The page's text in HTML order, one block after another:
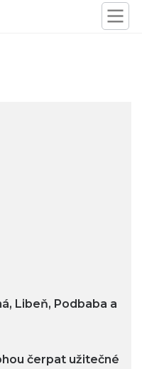
Libeň, Podbaba a
čerpat užitečné